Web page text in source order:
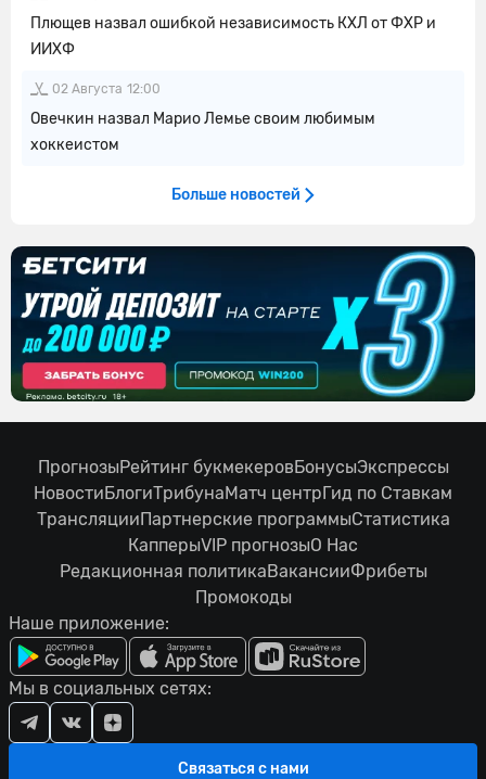
Плющев назвал ошибкой независимость КХЛ от ФХР и
ИИХФ
02 Августа 12:00
Овечкин назвал Марио Лемье своим любимым
хоккеистом
Больше новостей
ПрогнозыРейтинг букмекеровБонусыЭкспрессы
НовостиБлогиТрибунаМатч центрГид по Ставкам
ТрансляцииПартнерские программыСтатистика
КапперыVIP прогнозыО Нас
Редакционная политикаВакансииФрибеты
Промокоды
Наше приложение:
Связаться с нами
Мы в социальных сетях: